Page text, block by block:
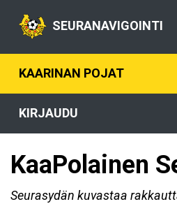
SEURANAVIGOINTI
KAARINAN POJAT
KIRJAUDU
KaaPolainen
Seurasydän kuvastaa